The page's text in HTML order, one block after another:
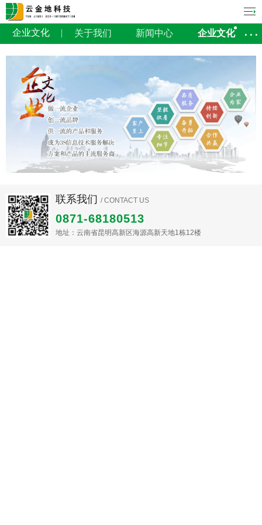
企业文化 关于我们 新闻中心 企业文化
联系我们 / CONTACT US
0871-68180513
地址：云南省昆明高新区海源高新天地1栋12楼